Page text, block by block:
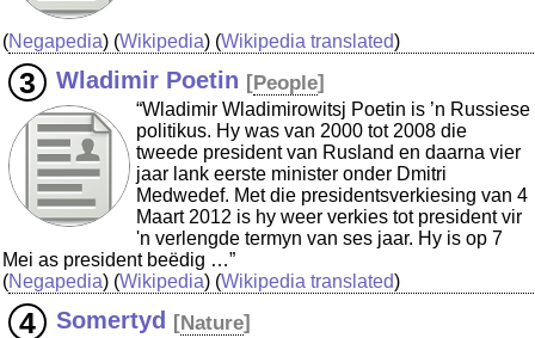
(Negapedia) (Wikipedia) (Wikipedia translated)
Wladimir Poetin [People]
“Wladimir Wladimirowitsj Poetin is ’n Russiese
politikus. Hy was van 2000 tot 2008 die
tweede president van Rusland en daarna vier
jaar lank eerste minister onder Dmitri
Medwedef. Met die presidentsverkiesing van 4
Maart 2012 is hy weer verkies tot president vir
'n verlengde termyn van ses jaar. Hy is op 7
Mei as president beëdig …”
(Negapedia) (Wikipedia) (Wikipedia translated)
Somertyd [Nature]